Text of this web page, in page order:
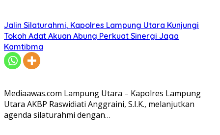
Jalin Silaturahmi, Kapolres Lampung Utara Kunjungi
Tokoh Adat Akuan Abung Perkuat Sinergi Jaga
Kamtibma
Mediaawas.com Lampung Utara – Kapolres Lampung
Utara AKBP Raswidiati Anggraini, S.I.K., melanjutkan
agenda silaturahmi dengan…